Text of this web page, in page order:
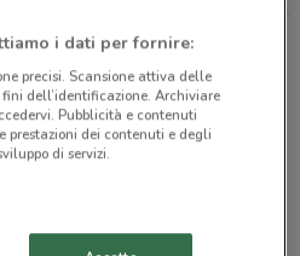
città: lo trovi in Via Po' San
I 32 Montesilvano. Tutti i negozi
alla Sabato e offrono i migliori
italiane di iper e supermercati,
territoriale
di
e scegli tra la vasta
i dati per fornire:
precisi. Scansione attiva delle
dell’identificazione. Archiviare
Pubblicità e contenuti
prestazioni dei contenuti e degli
di servizi.